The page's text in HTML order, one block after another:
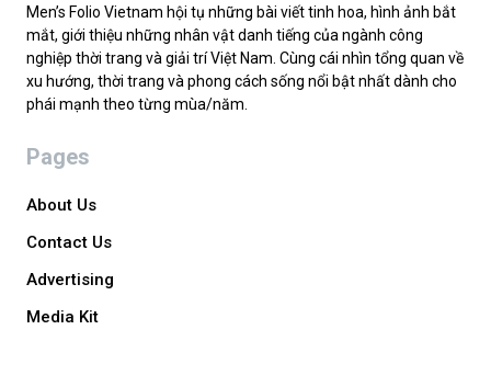
Men’s Folio Vietnam hội tụ những bài viết tinh hoa, hình ảnh bắt
mắt, giới thiệu những nhân vật danh tiếng của ngành công
nghiệp thời trang và giải trí Việt Nam. Cùng cái nhìn tổng quan về
xu hướng, thời trang và phong cách sống nổi bật nhất dành cho
phái mạnh theo từng mùa/năm.
Pages
About Us
Contact Us
Advertising
Media Kit